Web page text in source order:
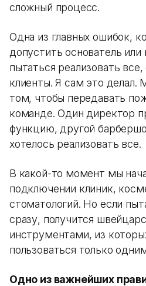
сложный процесс.
Одна из главных ошибок,
допустить основатель
пытаться реализовать
клиенты. Я сам это делал.
том, чтобы передавать
команде. Один директор
функцию, другой
хотелось реализовать все.
В какой-то момент мы
подключении клиник,
стоматологий. Но если
сразу, получится
инструментами, из
пользоваться только
Одно из важнейших